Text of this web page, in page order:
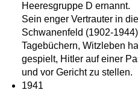
Heeresgruppe D ernannt.
Sein enger Vertrauter in
Schwanenfeld (1902-
Tagebüchern, Witzleben
gespielt, Hitler auf einer
und vor Gericht zu stellen.
1941